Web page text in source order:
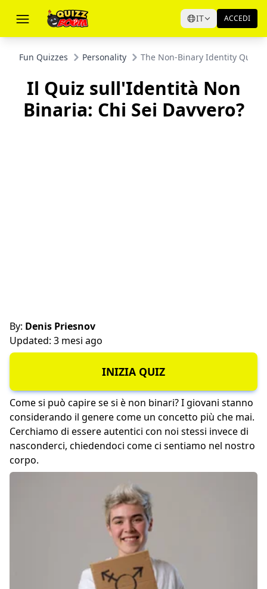
IT ACCEDI
Fun Quizzes Personality The Non-Binary Identity Quiz:
Il Quiz sull'Identità Non
Binaria: Chi Sei Davvero?
By: Denis Priesnov
Updated: 3 mesi ago
INIZIA QUIZ
Come si può capire se si è non binari? I giovani stanno
considerando il genere come un concetto più che mai.
Cerchiamo di essere autentici con noi stessi invece di
nasconderci, chiedendoci come ci sentiamo nel nostro
corpo.